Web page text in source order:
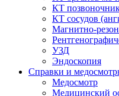
КТ
КТ сосудов
Магнитно-
УЗД
Эндоскопия
Справки и
Медосмотр
Медицинский